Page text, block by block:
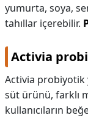
yumurta, soya,
tahıllar içerebilir.
Activia
Activia probiyotik
süt ürünü, farklı
kullanıcıların